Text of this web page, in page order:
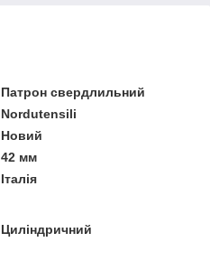
Патрон свердлильний
Nordutensili
Новий
42 мм
Італія
Циліндричний